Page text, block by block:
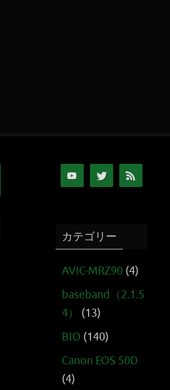
カテゴリー
AVIC-MRZ90 (4)
baseband（2.1.5
4）
(13)
BIO (140)
Canon EOS 50D
(4)